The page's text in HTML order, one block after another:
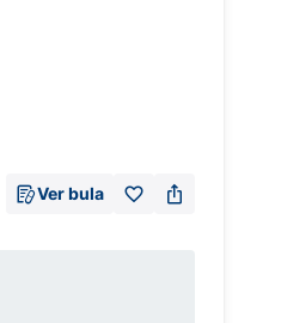
Ver bula